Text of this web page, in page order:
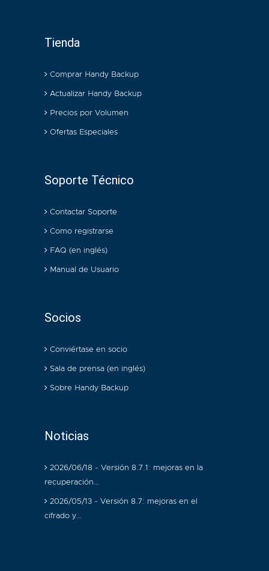
Tienda
Comprar Handy Backup
Actualizar Handy Backup
Precios por Volumen
Ofertas Especiales
Soporte Técnico
Contactar Soporte
Como registrarse
FAQ (en inglés)
Manual de Usuario
Socios
Conviértase en socio
Sala de prensa (en inglés)
Sobre Handy Backup
Noticias
2026/06/18 - Versión 8.7.1: mejoras en la
recuperación…
2026/05/13 - Versión 8.7: mejoras en el
cifrado y…